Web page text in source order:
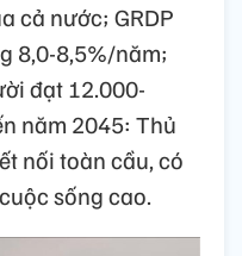
cả nước; GRDP
8,0-8,5%/năm;
đạt 12.000-
năm 2045: Thủ
nối toàn cầu, có
sống cao.